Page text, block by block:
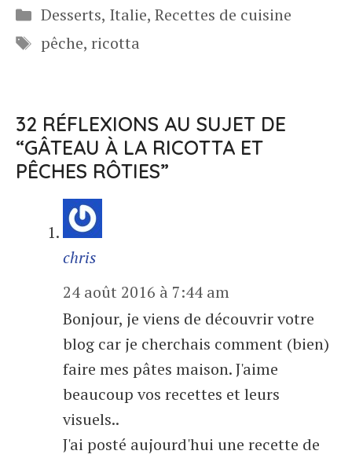
Catégories
Desserts, Italie, Recettes de cuisine
Étiquettes
pêche, ricotta
32 RÉFLEXIONS AU SUJET DE
“GÂTEAU À LA RICOTTA ET
PÊCHES RÔTIES”
chris
24 août 2016 à 7:44 am
Bonjour, je viens de découvrir votre
blog car je cherchais comment (bien)
faire mes pâtes maison. J'aime
beaucoup vos recettes et leurs
visuels..
J'ai posté aujourd'hui une recette de